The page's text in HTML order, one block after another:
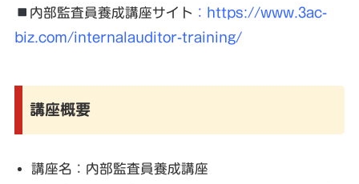
内部監査員養成講座サイト ：https://www.3ac-
biz.com/internalauditor-training/
講座概要
講座名：内部監査員養成講座